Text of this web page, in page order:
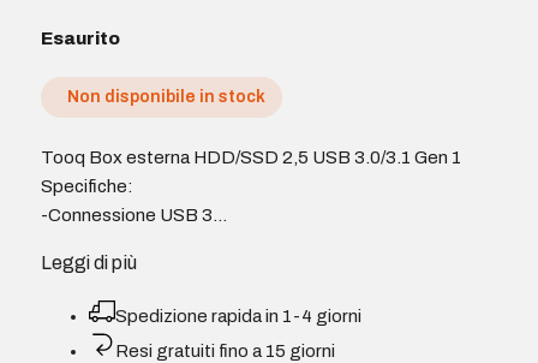
Esaurito
Non disponibile in stock
Tooq Box esterna HDD/SSD 2,5 USB 3.0/3.1 Gen 1
Specifiche:
-Connessione USB 3…
Leggi di più
Spedizione rapida in 1-4 giorni
Resi gratuiti fino a 15 giorni